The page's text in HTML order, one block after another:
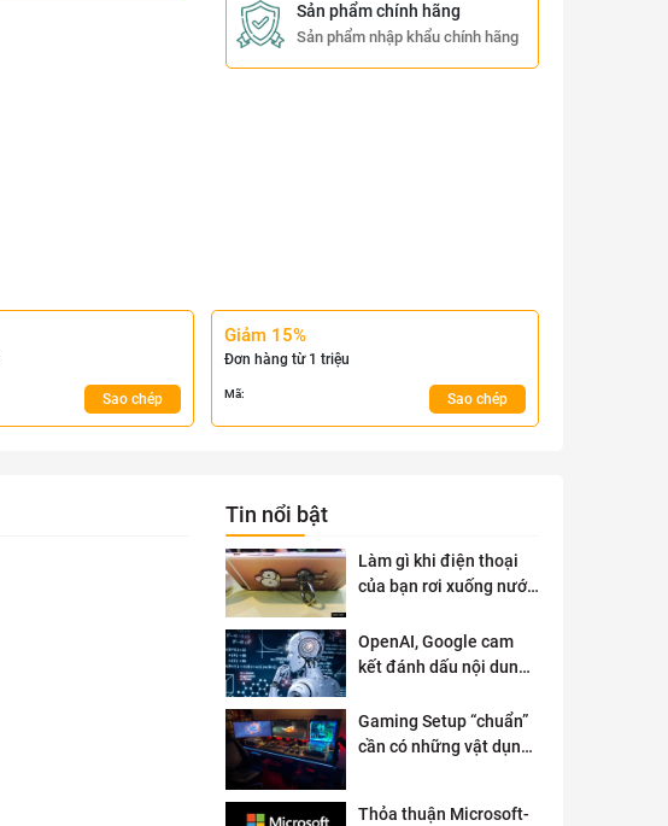
Sản phẩm chính hãng
Sản phẩm nhập khẩu chính hãng
Sao chép
Giảm 15%
Đơn hàng từ 1 triệu
Mã: Sao chép
Tin nổi bật
Làm gì khi điện thoại
của bạn rơi xuống nước
OpenAI, Google cam
kết đánh dấu nội dung
Gaming Setup “chuẩn”
cần có những vật dụng
Thỏa thuận Microsoft-